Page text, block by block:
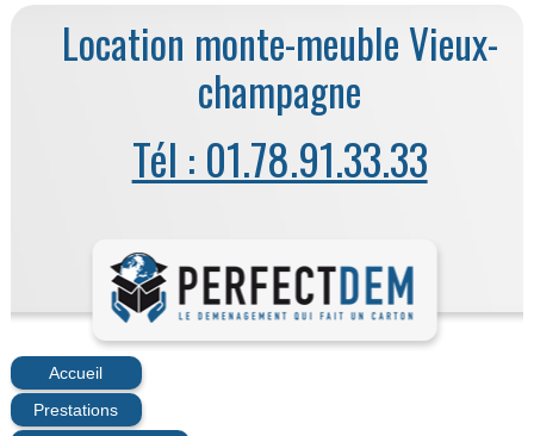
Location monte-meuble Vieux-
champagne
Tél : 01.78.91.33.33
Accueil
Prestations